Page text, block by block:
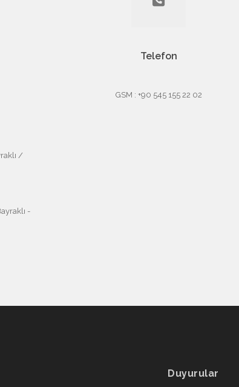
/
-
Telefon
GSM : +90 545 155 22 02
Duyurular